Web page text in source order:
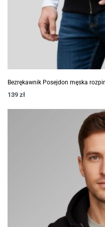
Bezrękawnik Posejdon męska
139 zł